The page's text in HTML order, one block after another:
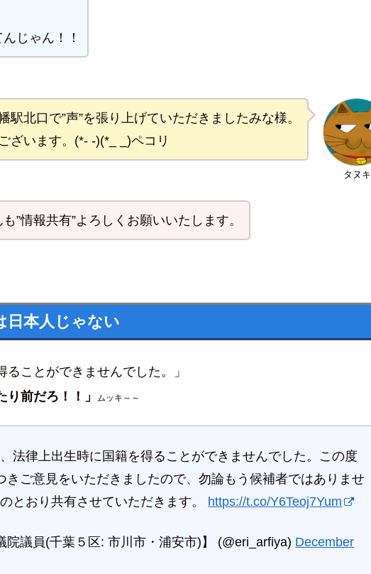
じゃん！！
タヌキ
駅北口で”声”を張り上げていただきましたみな様。
ざいます。(*- -)(*_ _)ペコリ
”情報共有”よろしくお願いいたします。
日本人じゃない
ることができませんでした。」
り前だろ！！」 ムッキ～～
法律上出生時に国籍を得ることができませんでした。この度
きご意見をいただきましたので、勿論もう候補者ではありませ
とおり共有させていただきます。 https://t.co/Y6Teoj7Yum
議員(千葉５区: 市川市・浦安市)】 (@eri_arfiya) December